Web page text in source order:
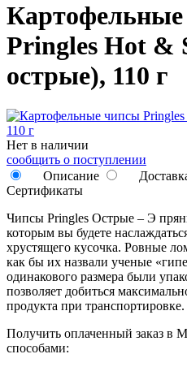
Pringles Hot &
острые), 110 г
Нет в наличии
сообщить о поступлении
Описание
Сертификаты
Чипсы Pringles Острые – Э
которым вы будете
хрустящего кусочка. Ровные
как бы их назвали ученые
одинакового размера были
позволяет добиться
продукта при транспортировке.
Получить оплаченный заказ в
способами: